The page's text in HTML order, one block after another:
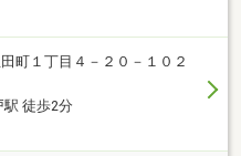
町１丁目４－２０－１０２
駅 徒歩2分